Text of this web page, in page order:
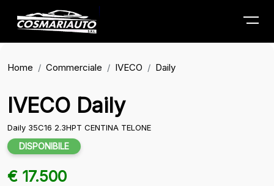
Home Commerciale IVECO Daily
IVECO Daily
Daily 35C16 2.3HPT CENTINA TELONE
DISPONIBILE
€ 17.500